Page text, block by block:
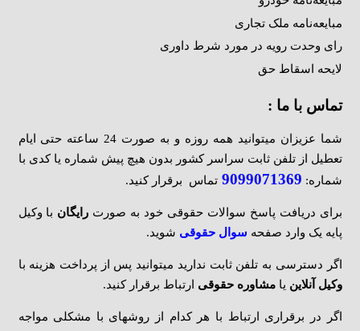
مبایعه‌نامه ملک تجاری
رای وحدت رویه در مورد شرط داوری
لایحه اسقاط حق
تماس با ما :
شما عزیزان میتوانید همه روزه و به صورت 24 ساعته حتی ایام
تعطیل از تلفن ثابت سراسر کشور بدون هیچ پیش شماره یا کدی با
شماره: 9099071369 تماس برقرار کنید.
برای دریافت پاسخ سوالات حقوقی خود به صورت رایگان با وکیل
پایه یک وارد صفحه سوال حقوقی شوید.
اگر دسترسی به تلفن ثابت ندارید میتوانید پس از پرداخت هزینه با
وکیل آنلاین یامشاوره حقوقی ارتباط برقرار کنید.
اگر در برقراری ارتباط با هر کدام از روشهای با مشکلی مواجه